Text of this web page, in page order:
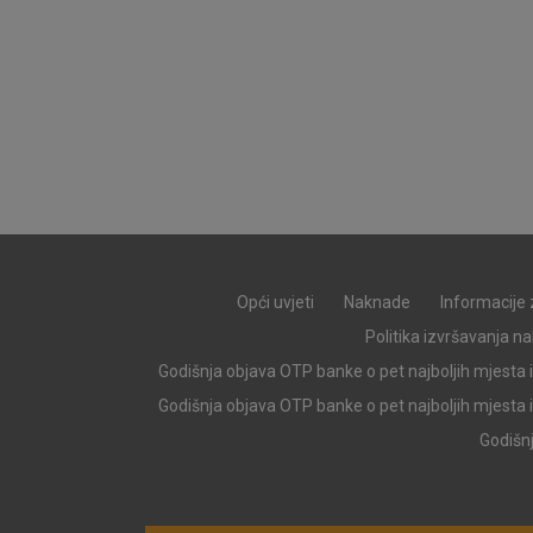
Opći uvjeti Naknade Informacije
Politika izvršavanja
Godišnja objava OTP banke o pet najboljih
Godišnja objava OTP banke o pet najboljih
Prihvaćam upotrebu